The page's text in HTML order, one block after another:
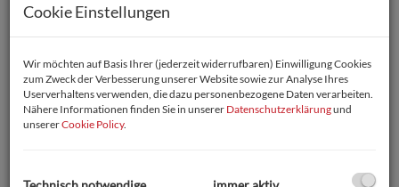
Cookie Einstellungen
Wir möchten auf Basis Ihrer (jederzeit widerrufbaren) Einwilligung Cookies
zum Zweck der Verbesserung unserer Website sowie zur Analyse Ihres
Userverhaltens verwenden, die dazu personenbezogene Daten verarbeiten.
Nähere Informationen finden Sie in unserer Datenschutzerklärungund
unsererCookie Policy.